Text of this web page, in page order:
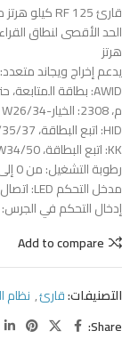
قارئ RF 125 كيلو هرتز مع مخرج ويجاند HST
هرتز
يدعم إخراج ويجاند متعدد:
AWID: بطاقة المتابعة، حتى 58 بت
م، 2308: الخيار-W26/34
HID: اتبع البطاقة، W26/27/34/35/37 وما إلى ذلك
KK: اتبع البطاقة، W34/50 بت
رطوبة التشغيل: من 0 إلى 95%
مدخل التحكم LED: اتصال جاف، مفتوح عادة
إدخال التحكم في
Add to compare
التصنيفات:قارئ, نظام
Share: